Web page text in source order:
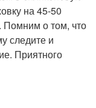
на 45-50
Помним о том, что
следите и
Приятного